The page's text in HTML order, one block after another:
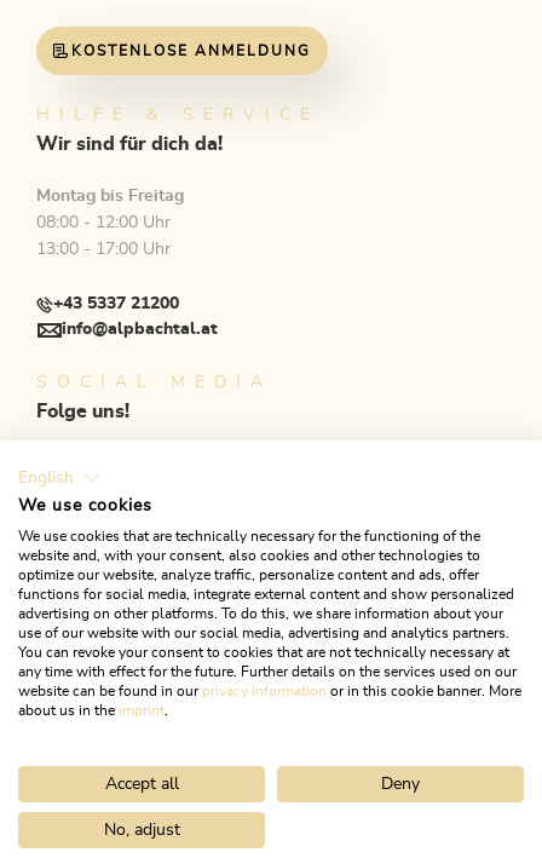
KOSTENLOSE ANMELDUNG
HILFE & SERVICE
Wir sind für dich da!
Montag bis Freitag
08:00 - 12:00 Uhr
13:00 - 17:00 Uhr
+43 5337 21200
info@alpbachtal.at
SOCIAL MEDIA
Folge uns!
KONTAKT SKI JUWEL
CONGRESS CENTRUM ALPBACH
Impressum Datenschutzbestimmungen Barrierefreiheit
Vermieterportal Presse AGB
English
We use cookies
We use cookies that are technically necessary for the functioning of the
website and, with your consent, also cookies and other technologies to
optimize our website, analyze traffic, personalize content and ads, offer
functions for social media, integrate external content and show personalized
advertising on other platforms. To do this, we share information about your
use of our website with our social media, advertising and analytics partners.
You can revoke your consent to cookies that are not technically necessary at
any time with effect for the future. Further details on the services used on our
website can be found in our privacy information or in this cookie banner. More
about us in the imprint
Accept all Deny
No, adjust